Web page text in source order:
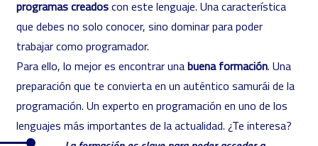
programas creadoscon este lenguaje. Una característica
que debes no solo conocer, sino dominar para poder
trabajar como programador.
Para ello, lo mejor es encontrar unabuena formación. Una
preparación que te convierta en un auténtico samurái de la
programación. Un experto en programación en uno de los
lenguajes más importantes de la actualidad. ¿Te interesa?